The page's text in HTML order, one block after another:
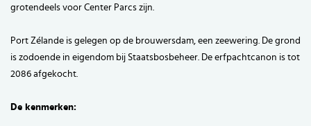
grotendeels voor Center Parcs zijn.
Port Zélande is gelegen op de brouwersdam, een zeewering. De grond
is zodoende in eigendom bij Staatsbosbeheer. De erfpachtcanon is tot
2086 afgekocht.
De kenmerken: